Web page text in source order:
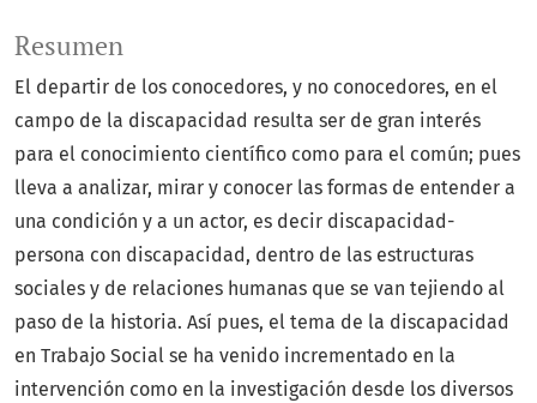
Resumen
El departir de los conocedores, y no conocedores, en el
campo de la discapacidad resulta ser de gran interés
para el conocimiento científico como para el común; pues
lleva a analizar, mirar y conocer las formas de entender a
una condición y a un actor, es decir discapacidad-
persona con discapacidad, dentro de las estructuras
sociales y de relaciones humanas que se van tejiendo al
paso de la historia. Así pues, el tema de la discapacidad
en Trabajo Social se ha venido incrementado en la
intervención como en la investigación desde los diversos